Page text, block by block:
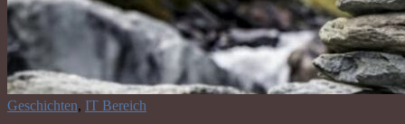
Geschichten, IT Bereich